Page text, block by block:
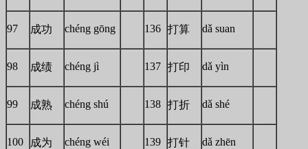
97 成功 chéng gōng 136 打算 dǎ suan
98 成绩 chéng jì 137 打印 dǎ yìn
99 成熟 chéng shú 138 打折 dǎ shé
100 成为 chéng wéi 139 打针 dǎ zhēn